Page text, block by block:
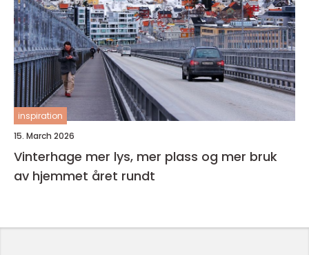
inspiration
15. March 2026
Vinterhage mer lys, mer plass og mer bruk
av hjemmet året rundt